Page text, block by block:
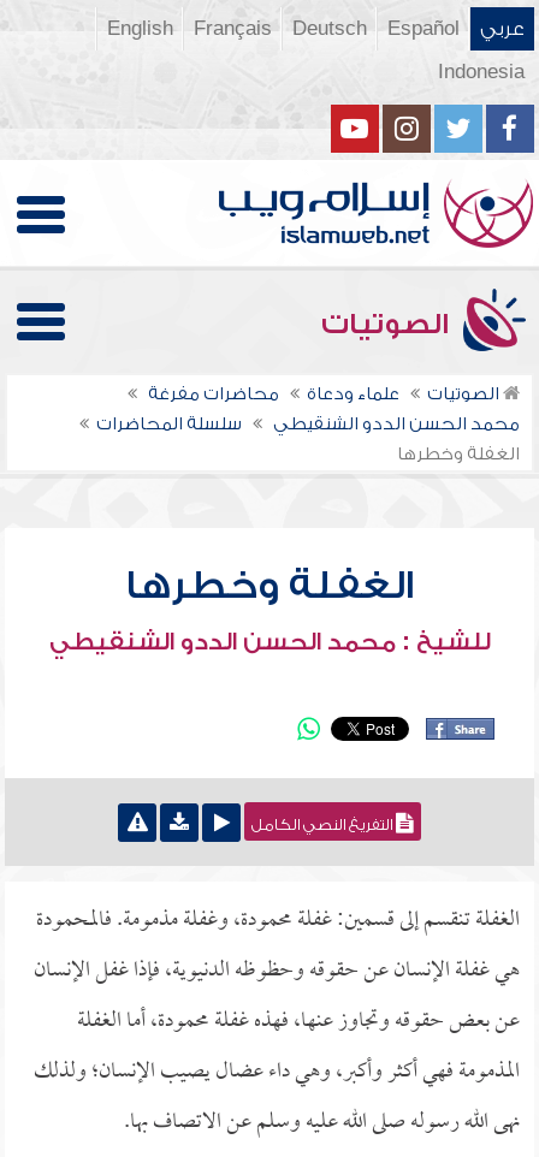
عربي Español
Deutsch
Français
English
Indonesia
الصوتيات
الصوتيات علماء ودعاة
محاضرات مفرغة
محمد الحسن الددو الشنقيطي
سلسلة المحاضرات
الغفلة وخطرها
الغفلة وخطرها
للشيخ : محمد الحسن الددو الشنقيطي
التفريغ النصي الكامل
الغفلة تنقسم إلى قسمين: غفلة محمودة، وغفلة مذمومة. فالمحمودة
هي غفلة الإنسان عن حقوقه وحظوظه الدنيوية، فإذا غفل الإنسان
عن بعض حقوقه وتجاوز عنها، فهذه غفلة محمودة، أما الغفلة
المذمومة فهي أكثر وأكبر، وهي داء عضال يصيب الإنسان؛ ولذلك
نهى الله رسوله صلى الله عليه وسلم عن الاتصاف بها.